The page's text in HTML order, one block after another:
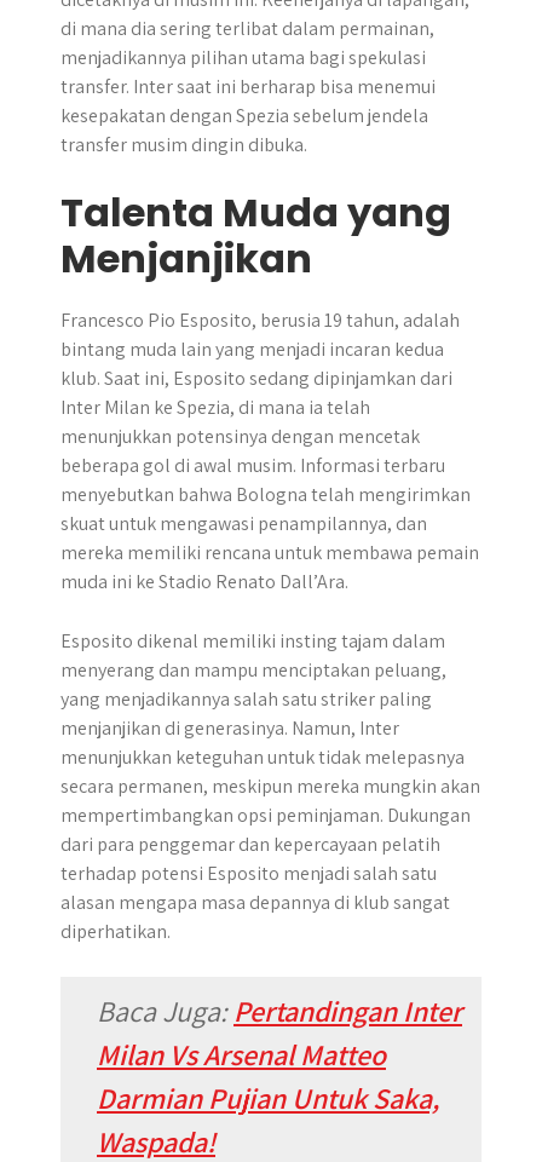
di mana dia sering terlibat dalam permainan,
menjadikannya pilihan utama bagi spekulasi
transfer. Inter saat ini berharap bisa menemui
kesepakatan dengan Spezia sebelum jendela
transfer musim dingin dibuka.
Talenta Muda yang
Menjanjikan
Francesco Pio Esposito, berusia 19 tahun, adalah
bintang muda lain yang menjadi incaran kedua
klub. Saat ini, Esposito sedang dipinjamkan dari
Inter Milan ke Spezia, di mana ia telah
menunjukkan potensinya dengan mencetak
beberapa gol di awal musim. Informasi terbaru
menyebutkan bahwa Bologna telah mengirimkan
skuat untuk mengawasi penampilannya, dan
mereka memiliki rencana untuk membawa pemain
muda ini ke Stadio Renato Dall’Ara.
Esposito dikenal memiliki insting tajam dalam
menyerang dan mampu menciptakan peluang,
yang menjadikannya salah satu striker paling
menjanjikan di generasinya. Namun, Inter
menunjukkan keteguhan untuk tidak melepasnya
secara permanen, meskipun mereka mungkin akan
mempertimbangkan opsi peminjaman. Dukungan
dari para penggemar dan kepercayaan pelatih
terhadap potensi Esposito menjadi salah satu
alasan mengapa masa depannya di klub sangat
diperhatikan.
Baca Juga:Pertandingan Inter
Milan Vs Arsenal Matteo
Darmian Pujian Untuk Saka,
Waspada!